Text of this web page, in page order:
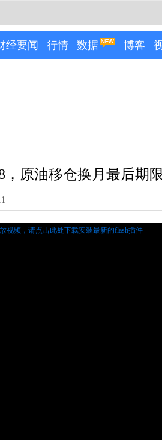
经要闻 行情 数据 博客
原油移仓换月最后期限
视频， 请点击此处下载安装最新的flash插件